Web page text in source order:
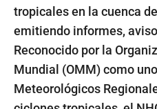
tropicales en la cuenca
emitiendo informes,
Reconocido por la
Mundial (OMM) como
Meteorológicos